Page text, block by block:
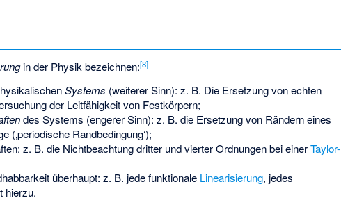
in der Physik bezeichnen:[8]
Systems (weiterer Sinn): z. B. Die Ersetzung von echten
der Leitfähigkeit von Festkörpern;
des Systems (engerer Sinn): z. B. die Ersetzung von Rändern eines
(‚periodische Randbedingung‘);
z. B. die Nichtbeachtung dritter und vierter Ordnungen bei einerTaylor-
überhaupt: z. B. jede funktionale Linearisierung, jedes
hierzu.